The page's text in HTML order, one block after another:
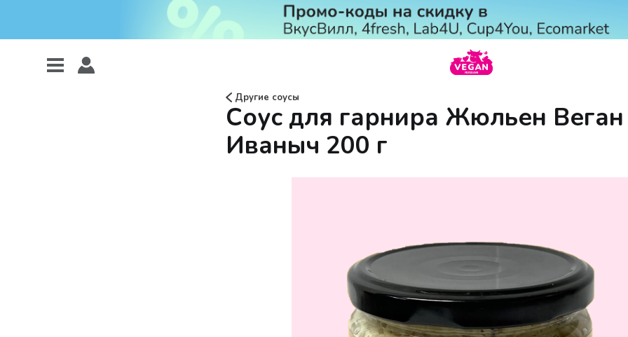
Другие соусы
Соус для гарнира Жюльен Веган
Иваныч 200 г